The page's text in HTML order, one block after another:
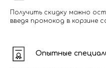
Получить скидку можно
введя промокод в корзине
Опытные